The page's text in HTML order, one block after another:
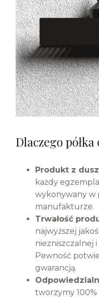
Dlaczego
Produkt z
każdy
wykonywany w
manufakturze.
Trwałość
najwyższej
niezniszczalnej
Pewność
gwarancją.
tworzymy